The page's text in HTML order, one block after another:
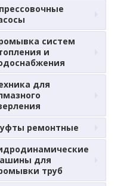
систем
и
для
ремонтные
для
труб